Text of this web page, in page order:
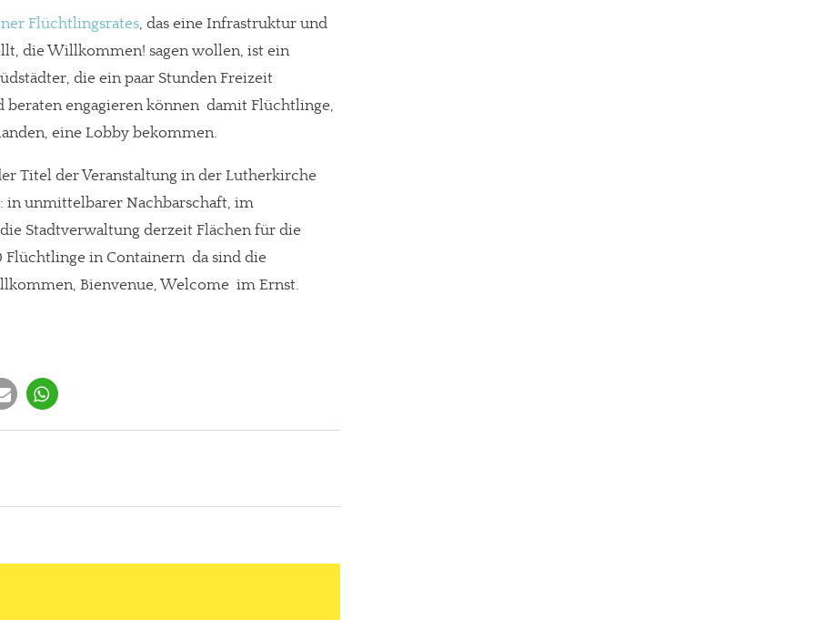
Flüchtlingsrates, das eine Infrastruktur und
die Willkommen! sagen wollen, ist ein
die ein paar Stunden Freizeit
engagieren können  damit Flüchtlinge,
eine Lobby bekommen.
der Titel der Veranstaltung in der Lutherkirche
in unmittelbarer Nachbarschaft, im
Stadtverwaltung derzeit Flächen für die
in Containern  da sind die
Bienvenue, Welcome  im Ernst.